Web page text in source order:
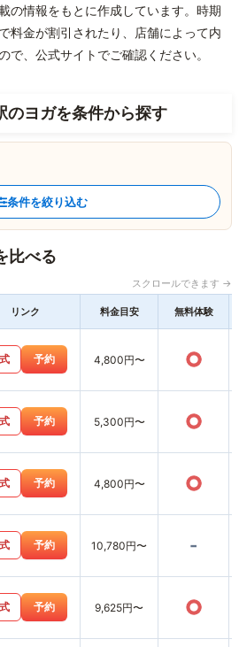
の情報をもとに作成しています。時期
料金が割引されたり、店舗によって内
で、公式サイトでご確認ください。
のヨガを条件から探す
条件を絞り込む
比べる
スクロールできます →
リンク 料金目安 無料体験
予約 4,800円〜 ○
予約 5,300円〜 ○
予約 4,800円〜 ○
予約 10,780円〜 -
予約 9,625円〜 ○